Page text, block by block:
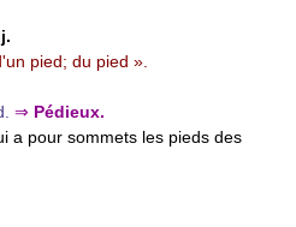
pied; du pied ».
⇒ Pédieux.
a pour sommets les pieds des